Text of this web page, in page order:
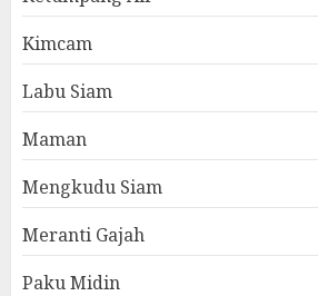
Kimcam
Labu Siam
Maman
Mengkudu Siam
Meranti Gajah
Paku Midin